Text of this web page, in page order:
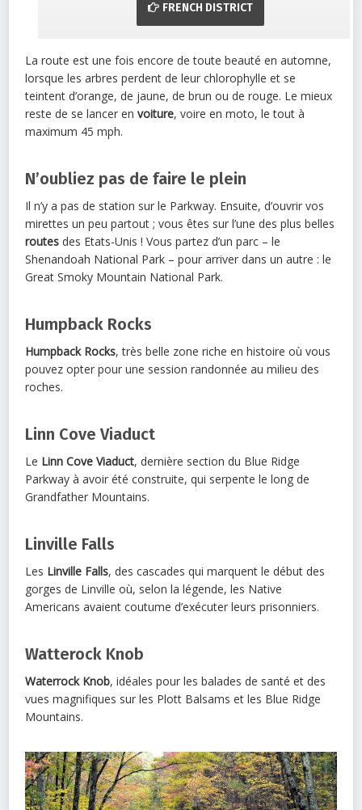
FRENCH DISTRICT
La route est une fois encore de toute beauté en automne,
lorsque les arbres perdent de leur chlorophylle et se
teintent d’orange, de jaune, de brun ou de rouge. Le mieux
reste de se lancer envoiture, voire en moto, le tout à
maximum 45 mph.
N’oubliez pas de faire le plein
Il n’y a pas de station sur le Parkway. Ensuite, d’ouvrir vos
mirettes un peu partout ; vous êtes sur l’une des plus belles
routes des Etats-Unis ! Vous partez d’un parc – le
Shenandoah National Park – pour arriver dans un autre : le
Great Smoky Mountain National Park.
Humpback Rocks
Humpback Rocks, très belle zone riche en histoire où vous
pouvez opter pour une session randonnée au milieu des
roches.
Linn Cove Viaduct
Le Linn Cove Viaduct, dernière section du Blue Ridge
Parkway à avoir été construite, qui serpente le long de
Grandfather Mountains.
Linville Falls
Les Linville Falls, des cascades qui marquent le début des
gorges de Linville où, selon la légende, les Native
Americans avaient coutume d’exécuter leurs prisonniers.
Watterock Knob
Waterrock Knob, idéales pour les balades de santé et des
vues magnifiques sur les Plott Balsams et les Blue Ridge
Mountains.